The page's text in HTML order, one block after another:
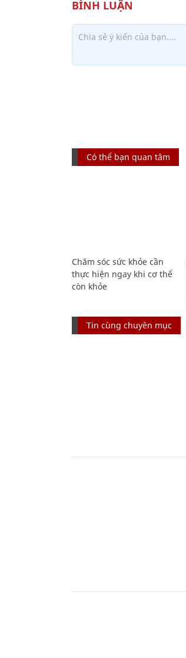
Có thể bạn quan tâm
Chăm sóc sức khỏe cần
thực hiện ngay khi cơ thể
còn khỏe
Tin cùng chuyên mục